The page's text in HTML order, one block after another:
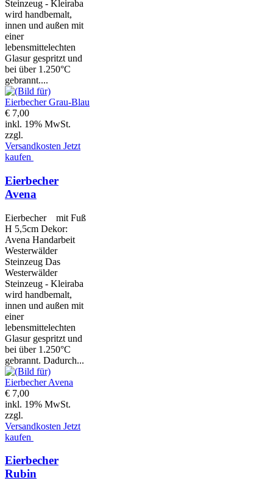
Steinzeug - Kleiraba
wird handbemalt,
innen und außen mit
einer
lebensmittelechten
Glasur gespritzt und
bei über 1.250°C
gebrannt....
€ 7,00
inkl. 19% MwSt.
zzgl.
Versandkosten Jetzt
kaufen
Eierbecher
Avena
Eierbecher mit Fuß
H 5,5cm Dekor:
Avena Handarbeit
Westerwälder
Steinzeug Das
Westerwälder
Steinzeug - Kleiraba
wird handbemalt,
innen und außen mit
einer
lebensmittelechten
Glasur gespritzt und
bei über 1.250°C
gebrannt. Dadurch...
€ 7,00
inkl. 19% MwSt.
zzgl.
Versandkosten Jetzt
kaufen
Eierbecher
Rubin